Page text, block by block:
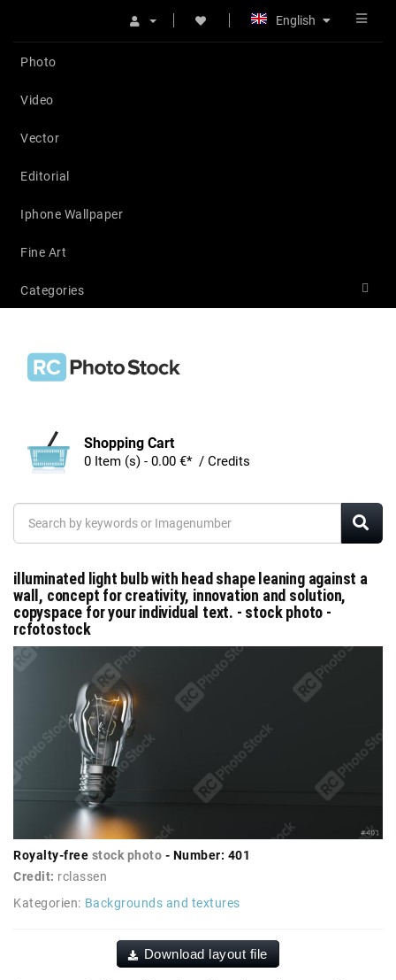
English
Photo
Video
Vector
Editorial
Iphone Wallpaper
Fine Art
Categories
Shopping Cart
0 Item (s) - 0.00 €* / Credits
illuminated light bulb with head shape leaning against a
wall, concept for creativity, innovation and solution,
copyspace for your individual text. - stock photo -
rcfotostock
Royalty-free stock photo - Number: 401
Credit: rclassen
Kategorien: Backgrounds and textures
Download layout file